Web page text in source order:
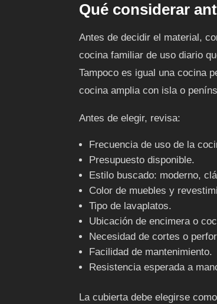
Qué considerar
Antes de decidir el material,
cocina familiar de uso diario
Tampoco es igual una cocina
cocina amplia con isla o
Antes de elegir, revisa:
Frecuencia de uso de la
Presupuesto disponible.
Estilo buscado: moderno,
Color de muebles y
Tipo de lavaplatos.
Ubicación de encimera o
Necesidad de cortes o
Facilidad de mantenimiento.
Resistencia esperada a
La cubierta debe elegirse